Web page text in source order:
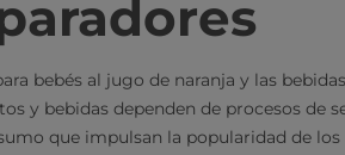
bebés al jugo de naranja y las
y bebidas dependen de procesos de
que impulsan la popularidad de